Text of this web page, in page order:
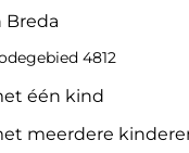
Breda
4812
één kind
meerdere